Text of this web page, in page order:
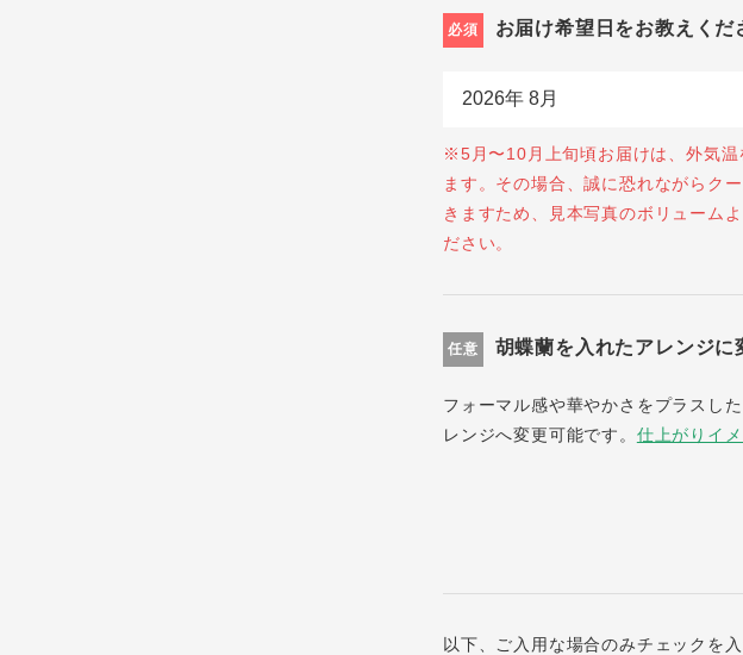
必須 お届け希望日をお教えくだ
※5月〜10月上旬頃お届けは、外気
ます。その場合、誠に恐れながらク
きますため、見本写真のボリューム
ださい。
任意 胡蝶蘭を入れたアレンジに
フォーマル感や華やかさをプラスし
レンジへ変更可能です。 仕上がりイ
以下、ご入用な場合のみチェックを